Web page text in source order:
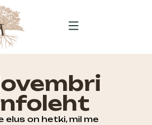
elus on hetki, mil me